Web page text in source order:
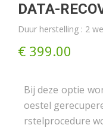
DATA-
Duur herstelling : 2
€ 399.00
Bij deze optie
oestel
rstelprocedure